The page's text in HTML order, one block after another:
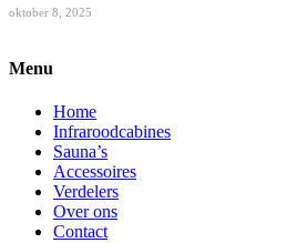
oktober 8, 2025
Menu
Home
Infraroodcabines
Sauna’s
Accessoires
Verdelers
Over ons
Contact